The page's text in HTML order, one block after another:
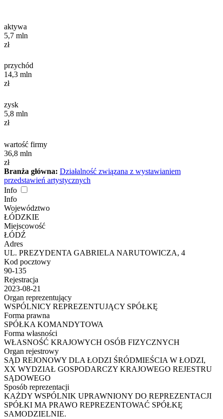
aktywa
5,7 mln
zł
przychód
14,3 mln
zł
zysk
5,8 mln
zł
wartość firmy
36,8 mln
zł
Branża główna: Działalność związana z wystawianiem
przedstawień artystycznych
Info
Info
Województwo
ŁÓDZKIE
Miejscowość
ŁÓDŹ
Adres
UL. PREZYDENTA GABRIELA NARUTOWICZA, 4
Kod pocztowy
90-135
Rejestracja
2023-08-21
Organ reprezentujący
WSPÓLNICY REPREZENTUJĄCY SPÓŁKĘ
Forma prawna
SPÓŁKA KOMANDYTOWA
Forma własności
WŁASNOŚĆ KRAJOWYCH OSÓB FIZYCZNYCH
Organ rejestrowy
SĄD REJONOWY DLA ŁODZI ŚRÓDMIEŚCIA W ŁODZI,
XX WYDZIAŁ GOSPODARCZY KRAJOWEGO REJESTRU
SĄDOWEGO
Sposób reprezentacji
KAŻDY WSPÓLNIK UPRAWNIONY DO REPREZENTACJI
SPÓŁKI MA PRAWO REPREZENTOWAĆ SPÓŁKĘ
SAMODZIELNIE.